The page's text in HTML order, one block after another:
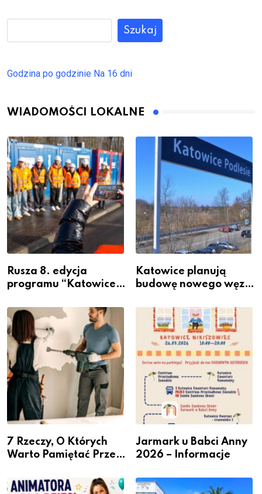
Szukaj
Godzina po godzinie Na 16 dni
WIADOMOŚCI LOKALNE
Rusza 8. edycja
programu “Katowice
– nabór dla
przedsiębiorców
Katowice planują
budowę nowego węzła
Podlesiu
7 Rzeczy, O Których
Warto Pamiętać Przed
Jarmark u Babci Anny
2026 – Informacje